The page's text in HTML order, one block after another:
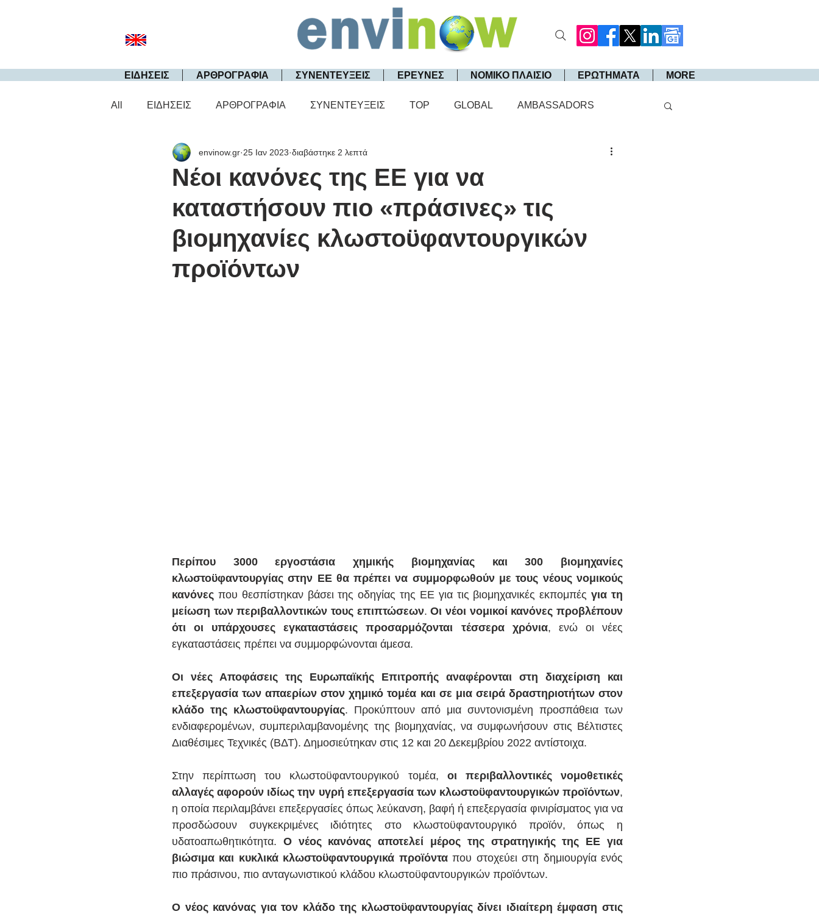
ΕΙΔΗΣΕΙΣ ΑΡΘΡΟΓΡΑΦΙΑ ΣΥΝΕΝΤΕΥΞΕΙΣ ΕΡΕΥΝΕΣ ΝΟΜΙΚΟ ΠΛΑΙΣΙΟ ΕΡΩΤΗΜΑΤΑ MORE
All ΕΙΔΗΣΕΙΣ ΑΡΘΡΟΓΡΑΦΙΑ ΣΥΝΕΝΤΕΥΞΕΙΣ TOP GLOBAL AMBASSADORS
Νέοι κανόνες της ΕΕ για να
καταστήσουν πιο «πράσινες» τις
βιομηχανίες κλωστοϋφαντουργικών
προϊόντων
envinow.gr 25 Ιαν 2023 διαβάστηκε 2 λεπτά
Περίπου 3000 εργοστάσια χημικής βιομηχανίας και 300 βιομηχανίες
κλωστοϋφαντουργίας στην ΕΕ θα πρέπει να συμμορφωθούν με τους νέους νομικούς
κανόνες που θεσπίστηκαν βάσει της οδηγίας της ΕΕ για τις βιομηχανικές εκπομπές για τη
μείωση των περιβαλλοντικών τους επιπτώσεων. Οι νέοι νομικοί κανόνες προβλέπουν
ότι οι υπάρχουσες εγκαταστάσεις προσαρμόζονται τέσσερα χρόνια, ενώ οι νέες
εγκαταστάσεις πρέπει να συμμορφώνονται άμεσα.
Οι νέες Αποφάσεις της Ευρωπαϊκής Επιτροπής αναφέρονται στη διαχείριση και
επεξεργασία των απαερίων στον χημικό τομέα και σε μια σειρά δραστηριοτήτων στον
κλάδο της κλωστοϋφαντουργίας. Προκύπτουν από μια συντονισμένη προσπάθεια των
ενδιαφερομένων, συμπεριλαμβανομένης της βιομηχανίας, να συμφωνήσουν στις Βέλτιστες
Διαθέσιμες Τεχνικές (ΒΔΤ). Δημοσιεύτηκαν στις 12 και 20 Δεκεμβρίου 2022 αντίστοιχα.
Στην περίπτωση του κλωστοϋφαντουργικού τομέα, οι περιβαλλοντικές νομοθετικές
αλλαγές αφορούν ιδίως την υγρή επεξεργασία των κλωστοϋφαντουργικών προϊόντων,
η οποία περιλαμβάνει επεξεργασίες όπως λεύκανση, βαφή ή επεξεργασία φινιρίσματος για να
προσδώσουν συγκεκριμένες ιδιότητες στο κλωστοϋφαντουργικό προϊόν, όπως η
υδατοαπωθητικότητα. Ο νέος κανόνας αποτελεί μέρος της στρατηγικής της ΕΕ για
βιώσιμα και κυκλικά κλωστοϋφαντουργικά προϊόντα που στοχεύει στη δημιουργία ενός
πιο πράσινου, πιο ανταγωνιστικού κλάδου κλωστοϋφαντουργικών προϊόντων.
Ο νέος κανόνας για τον κλάδο της κλωστοϋφαντουργίας δίνει ιδιαίτερη έμφαση στις